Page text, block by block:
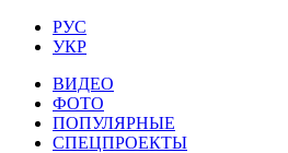
РУС
УКР
ВИДЕО
ФОТО
ПОПУЛЯРНЫЕ
СПЕЦПРОЕКТЫ